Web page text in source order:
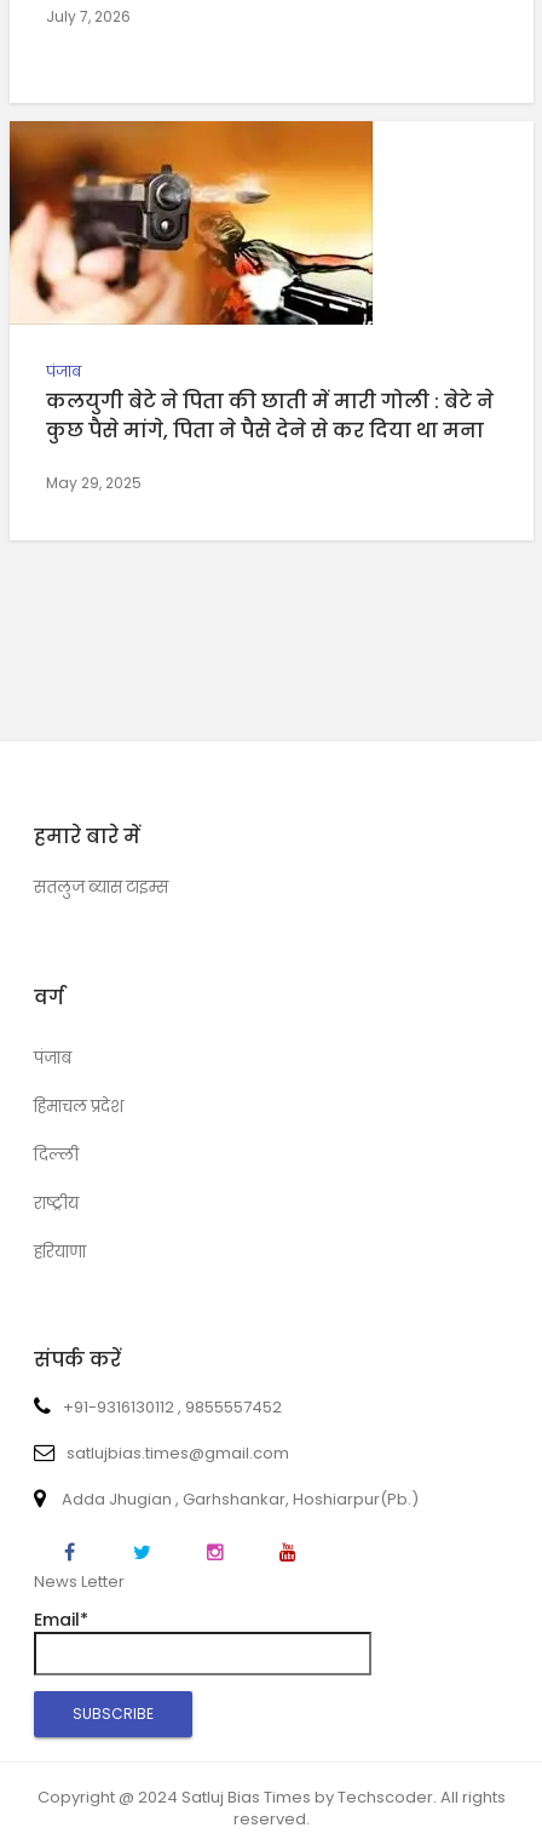
July 7, 2026
पंजाब
कलयुगी बेटे ने पिता की छाती में मारी गोली : बेटे ने
कुछ पैसे मांगे, पिता ने पैसे देने से कर दिया था मना
May 29, 2025
हमारे बारे में
सतलुज ब्यास टाइम्स
वर्ग
पंजाब
हिमाचल प्रदेश
दिल्ली
राष्ट्रीय
हरियाणा
संपर्क करें
+91-9316130112 , 9855557452
satlujbias.times@gmail.com
Adda Jhugian , Garhshankar, Hoshiarpur(Pb.)
News Letter
Email*
Copyright @ 2024 Satluj Bias Times by Techscoder. All rights
reserved.